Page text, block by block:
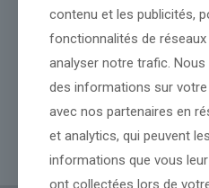
Teleperformance : Cours de
CAC 40… L’ex-Teleperformance
Bourse, plombé par les
qui s’effondre de 22% à Wall
Lire l’article
contenu et les publicités,
fonctionnalités de
analyser notre trafic.
des informations sur
avec nos partenaires en
et analytics, qui peuvent
informations que vous
ont collectées lors de